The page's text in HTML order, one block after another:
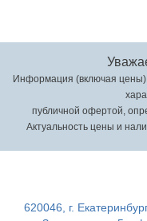
Информация (включая
публичной офертой,
Актуальность цены и
620046, г.